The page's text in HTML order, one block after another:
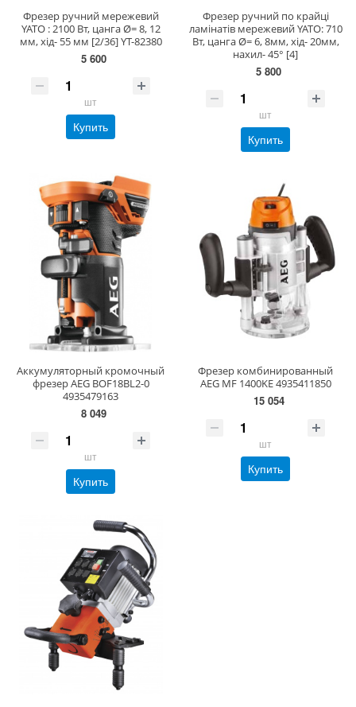
Фрезер ручний мережевий
YATO : 2100 Вт, цанга Ø= 8, 12
мм, хід- 55 мм [2/36] YT-82380
5 600
шт
Купить
Фрезер ручний по крайці
ламінатів мережевий YATO: 710
Вт, цанга Ø= 6, 8мм, хід- 20мм,
нахил- 45° [4]
5 800
шт
Купить
Аккумуляторный кромочный
фрезер AEG BOF18BL2-0
4935479163
8 049
шт
Купить
Фрезер комбинированный
AEG MF 1400KE 4935411850
15 054
шт
Купить